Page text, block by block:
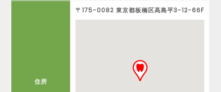
住所
〒175-0082 東京都板橋区高島平3-12-66F